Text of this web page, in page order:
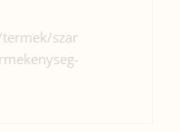
szar